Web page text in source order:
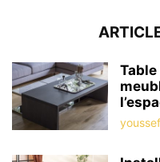
youssef